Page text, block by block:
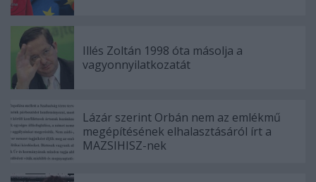
Illés Zoltán 1998 óta másolja a
vagyonnyilatkozatát
Lázár szerint Orbán nem az emlékmű
megépítésének elhalasztásáról írt a
MAZSIHISZ-nek